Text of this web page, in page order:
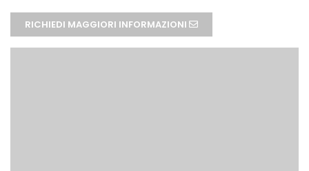
RICHIEDI MAGGIORI INFORMAZIONI